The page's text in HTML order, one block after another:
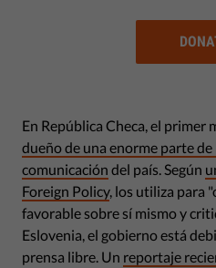
En República Checa, el
dueño de una enorme parte de
comunicación del país. Según
Foreign Policy, los utiliza para
favorable sobre sí mismo y
Eslovenia, el gobierno está
prensa libre. Un reportaje